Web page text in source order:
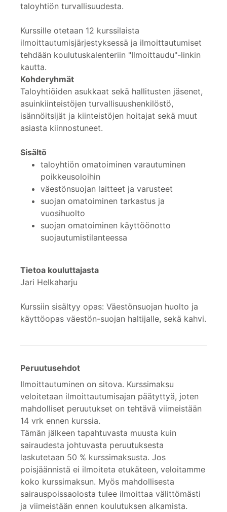
taloyhtiön turvallisuudesta.
Kurssille otetaan 12 kurssilaista
ilmoittautumisjärjestyksessä ja ilmoittautumiset
tehdään koulutuskalenteriin "Ilmoittaudu"-linkin
kautta.
Kohderyhmät
Taloyhtiöiden asukkaat sekä hallitusten jäsenet,
asuinkiinteistöjen turvallisuushenkilöstö,
isännöitsijät ja kiinteistöjen hoitajat sekä muut
asiasta kiinnostuneet.
Sisältö
taloyhtiön omatoiminen varautuminen
poikkeusoloihin
väestönsuojan laitteet ja varusteet
suojan omatoiminen tarkastus ja
vuosihuolto
suojan omatoiminen käyttöönotto
suojautumistilanteessa
Tietoa kouluttajasta
Jari Helkaharju
Kurssiin sisältyy opas: Väestönsuojan huolto ja
käyttöopas väestön-suojan haltijalle, sekä kahvi.
Peruutusehdot
Ilmoittautuminen on sitova. Kurssimaksu
veloitetaan ilmoittautumisajan päätyttyä, joten
mahdolliset peruutukset on tehtävä viimeistään
14 vrk ennen kurssia.
Tämän jälkeen tapahtuvasta muusta kuin
sairaudesta johtuvasta peruutuksesta
laskutetaan 50 % kurssimaksusta. Jos
poisjäännistä ei ilmoiteta etukäteen, veloitamme
koko kurssimaksun. Myös mahdollisesta
sairauspoissaolosta tulee ilmoittaa välittömästi
ja viimeistään ennen koulutuksen alkamista.